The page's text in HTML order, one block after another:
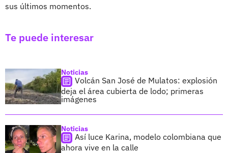
sus últimos momentos.
Te puede interesar
Noticias
Volcán San José de Mulatos: explosión
deja el área cubierta de lodo; primeras
imágenes
Noticias
Así luce Karina, modelo colombiana que
ahora vive en la calle